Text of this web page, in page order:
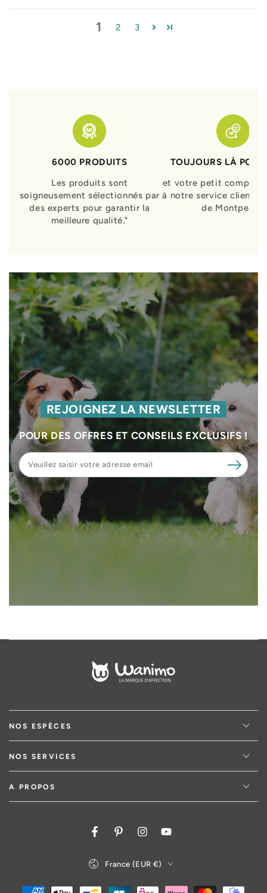
1 2 3
6000 PRODUITS
Les produits sont
soigneusement sélectionnés par
des experts pour garantir la
meilleure qualité."
TOUJOURS LÀ
et votre petit
à notre service clients
de Montpellier
REJOIGNEZ LA NEWSLETTER
POUR DES OFFRES ET CONSEILS EXCLUSIFS !
Veuillez
saisir
votre
adresse
email
NOS ESPÈCES
NOS SERVICES
A PROPOS
FacebookPinterestInstagramYouTube
France (EUR €)